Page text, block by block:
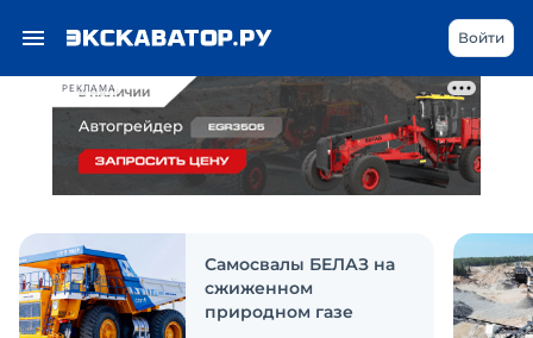
РЕКЛАМА
Войти
Самосвалы БЕЛАЗ на
сжиженном
природном газе